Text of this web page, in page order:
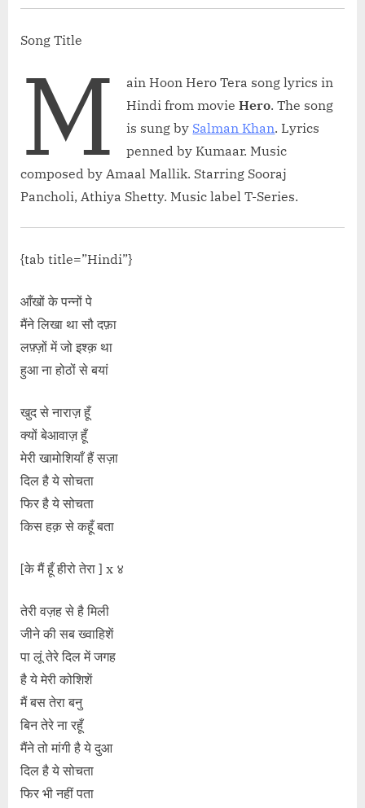
class="screen-
Song Title
M
ain Hoon Hero Tera song lyrics in
Hindi from movieHero. The song
is sung by Salman Khan. Lyrics
penned by Kumaar. Music
composed by Amaal Mallik. Starring Sooraj
Pancholi, Athiya Shetty. Music label T-Series.
{tab title=”Hindi”}
आँखों के पन्नों पे
मैंने लिखा था सौ दफ़ा
लफ़्ज़ों में जो इश्क़ था
हुआ ना होठों से बयां
खुद से नाराज़ हूँ
क्यों बेआवाज़ हूँ
मेरी खामोशियाँ हैं सज़ा
दिल है ये सोचता
फिर है ये सोचता
किस हक़ से कहूँ बता
[के मैं हूँ हीरो तेरा ] x ४
तेरी वज़ह से है मिली
जीने की सब ख्वाहिशें
पा लूं तेरे दिल में जगह
है ये मेरी कोशिशें
मैं बस तेरा बनु
बिन तेरे ना रहूँ
मैंने तो मांगी है ये दुआ
दिल है ये सोचता
फिर भी नहीं पता